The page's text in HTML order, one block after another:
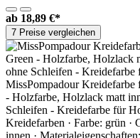
ab 18,89 €*
7 Preise vergleichen
MissPompadour
- Holzfarbe, Holzlack matt
Schleifen - Kreidefarbe für
Kreidefarben · Farbe: grün
innen ·